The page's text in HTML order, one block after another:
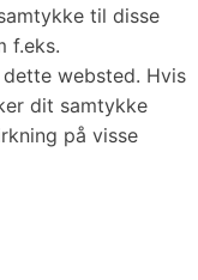
til disse
f.eks.
websted. Hvis
dit samtykke
på visse